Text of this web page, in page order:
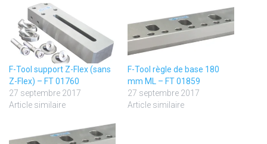
F-Tool support Z-Flex (sans
Z-Flex) – FT 01760
27 septembre 2017
Article similaire
F-Tool règle de base 180
mm ML – FT 01859
27 septembre 2017
Article similaire